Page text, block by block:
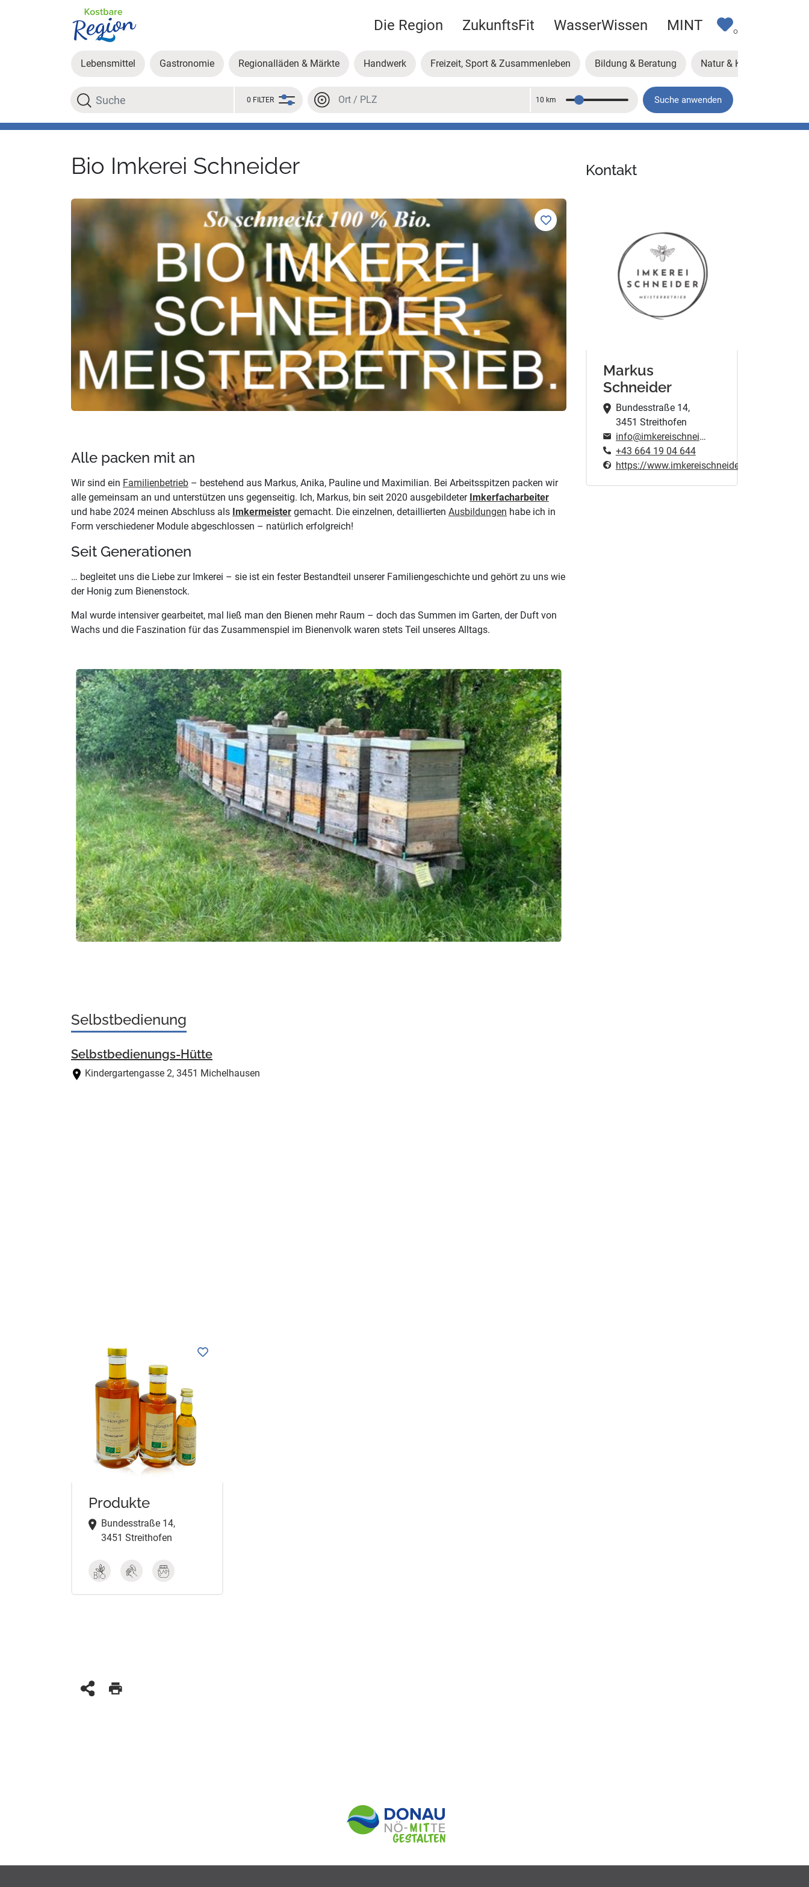
Die Region ZukunftsFit WasserWissen MINT 0
Lebensmittel Gastronomie Regionalläden & Märkte Handwerk Freizeit, Sport & Zusammenleben Bildung & Beratung Natur & Klima
Suche
0 FILTER Ort oder PLZ
Entfernung
10 km Suche anwenden
Bio Imkerei Schneider
Alle packen mit an
Wir sind ein Familienbetrieb – bestehend aus Markus, Anika, Pauline und Maximilian. Bei Arbeitsspitzen packen wir
alle gemeinsam an und unterstützen uns gegenseitig. Ich, Markus, bin seit 2020 ausgebildeter Imkerfacharbeiter
und habe 2024 meinen Abschluss als Imkermeister gemacht. Die einzelnen, detaillierten Ausbildungen habe ich in
Form verschiedener Module abgeschlossen – natürlich erfolgreich!
Seit Generationen
… begleitet uns die Liebe zur Imkerei – sie ist ein fester Bestandteil unserer Familiengeschichte und gehört zu uns wie
der Honig zum Bienenstock.
Mal wurde intensiver gearbeitet, mal ließ man den Bienen mehr Raum – doch das Summen im Garten, der Duft von
Wachs und die Faszination für das Zusammenspiel im Bienenvolk waren stets Teil unseres Alltags.
Vorheriger Slide Nächster Slide
Selbstbedienung
Selbstbedienungs-Hütte
Kindergartengasse 2, 3451 Michelhausen
Kontakt
Markus
Schneider
Bundesstraße 14,
3451 Streithofen
info@imkereischneider.at
+43 664 19 04 644
https://www.imkereischneider.at
Produkte
Bundesstraße 14,
3451 Streithofen